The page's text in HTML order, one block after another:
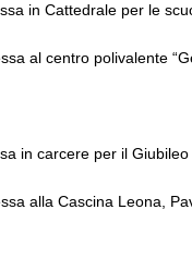
in Cattedrale per le
al centro polivalente
in carcere per il
alla Cascina Leona,